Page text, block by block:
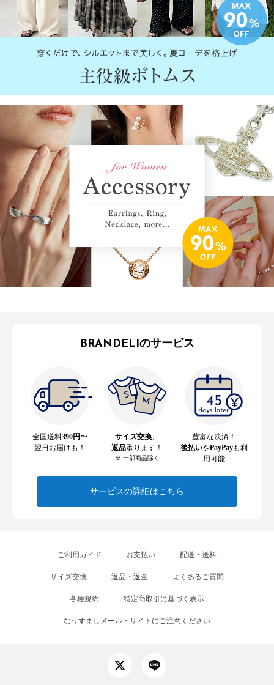
BRANDELIのサービス
全国送料390円〜
翌日お届けも！
サイズ交換
返品承ります！
※ 一部商品除く
豊富な決済！
後払いやPayPayも利
用可能
サービスの詳細はこちら
ご利用ガイド お支払い 配送・送料
サイズ交換 返品・返金 よくあるご質問
各種規約 特定商取引に基づく表示
なりすましメール・サイトにご注意ください